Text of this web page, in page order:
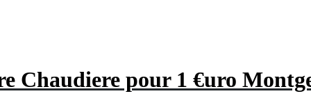
Chaudiere pour 1 €uro